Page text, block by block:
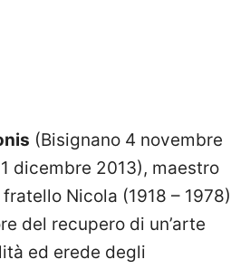
(Bisignano 4 novembre
dicembre 2013), maestro
Nicola (1918 – 1978)
del recupero di un’arte
ed erede degli